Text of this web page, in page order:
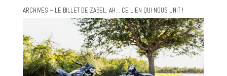
ARCHIVES – LE BILLET DE ZABEL. AH… CE LIEN QUI NOUS UNIT !